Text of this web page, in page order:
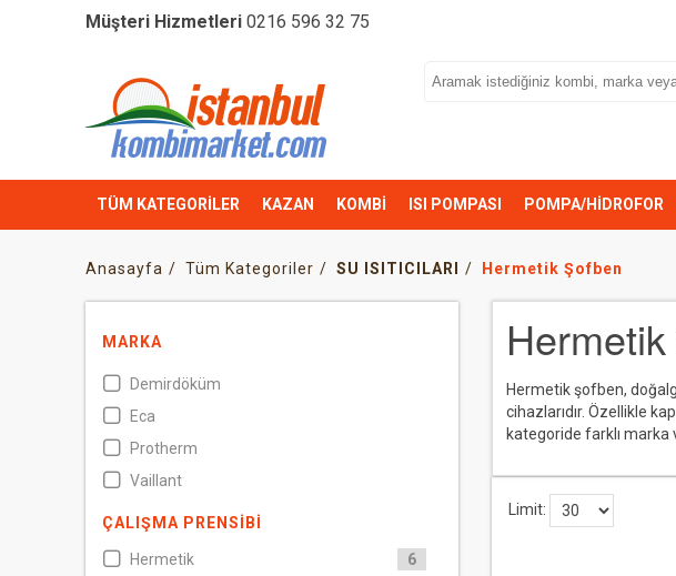
Müşteri Hizmetleri 0216 596 32 75
TÜM KATEGORİLER KAZAN KOMBİ ISI POMPASI POMPA/HİDROFOR
Anasayfa Tüm Kategoriler SU ISITICILARI Hermetik Şofben
MARKA
Demirdöküm
Eca
Protherm
Vaillant
ÇALIŞMA PRENSIBI
Hermetik 6
Hermetik şofben,
cihazlarıdır. Özellikle
kategoride farklı marka
Limit: